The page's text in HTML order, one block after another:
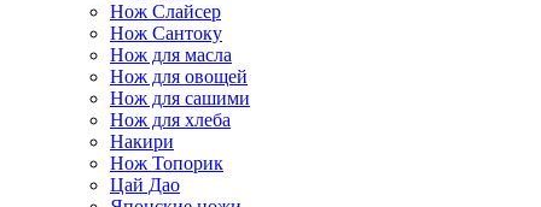
Нож Слайсер
Нож Сантоку
Нож для масла
Нож для овощей
Нож для сашими
Нож для хлеба
Накири
Нож Топорик
Цай Дао